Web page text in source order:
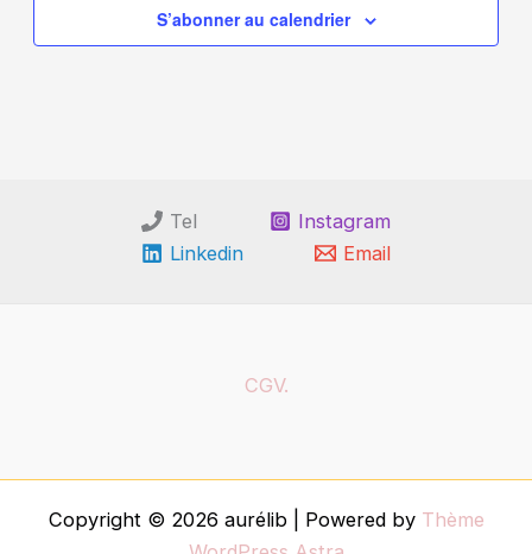
S’abonner au calendrier
Tel
Instagram
Linkedin
Email
CGV.
Copyright © 2026 aurélib | Powered by Thème